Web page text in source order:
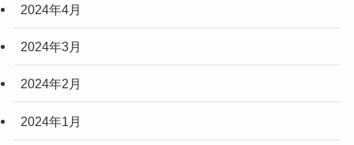
2024年4月
2024年3月
2024年2月
2024年1月